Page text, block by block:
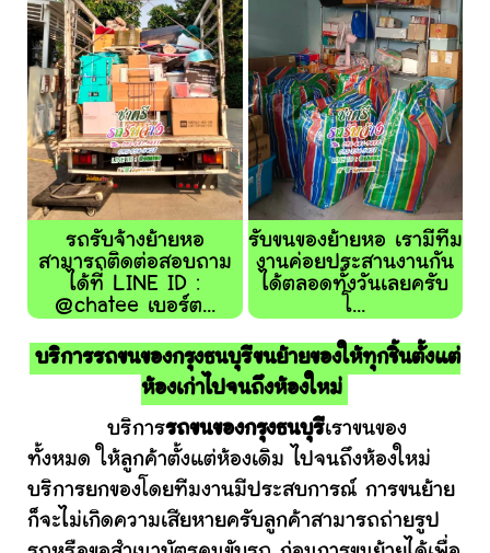
รถรับจ้างย้ายหอ
สามารถติดต่อสอบถาม
ได้ที่ LINE ID :
@chatee เบอร์ต...
รับขนของย้ายหอ เรามีทีม
งานค่อยประสานงานกัน
ได้ตลอดทั้งวันเลยครับ
โ...
บริการรถขนของกรุงธนบุรีขนย้ายของให้ทุกชิ้นตั้งแต่
ห้องเก่าไปจนถึงห้องใหม่
บริการรถขนของกรุงธนบุรีเราขนของ
ทั้งหมด ให้ลูกค้าตั้งแต่ห้องเดิม ไปจนถึงห้องใหม่
บริการยกของโดยทีมงานมีประสบการณ์ การขนย้าย
ก็จะไม่เกิดความเสียหายครับลูกค้าสามารถถ่ายรูป